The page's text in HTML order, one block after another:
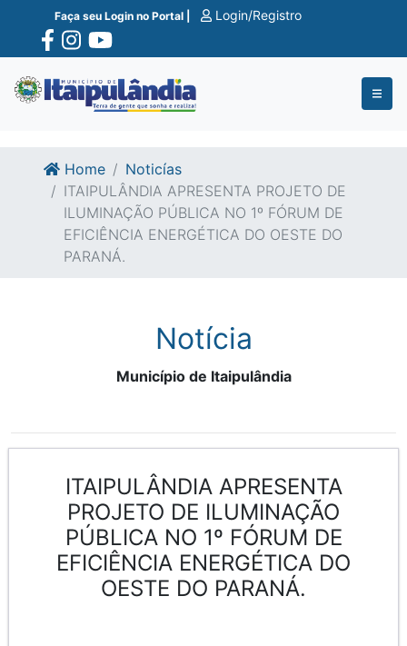
Ir para o conte�do
Ir para o fim do conte�do
Faça seu Login no Portal | Login/Registro
Home
Noticías
ITAIPULÂNDIA APRESENTA PROJETO DE
ILUMINAÇÃO PÚBLICA NO 1º FÓRUM DE
EFICIÊNCIA ENERGÉTICA DO OESTE DO
PARANÁ.
Notícia
Município de Itaipulândia
ITAIPULÂNDIA APRESENTA
PROJETO DE ILUMINAÇÃO
PÚBLICA NO 1º FÓRUM DE
EFICIÊNCIA ENERGÉTICA DO
OESTE DO PARANÁ.